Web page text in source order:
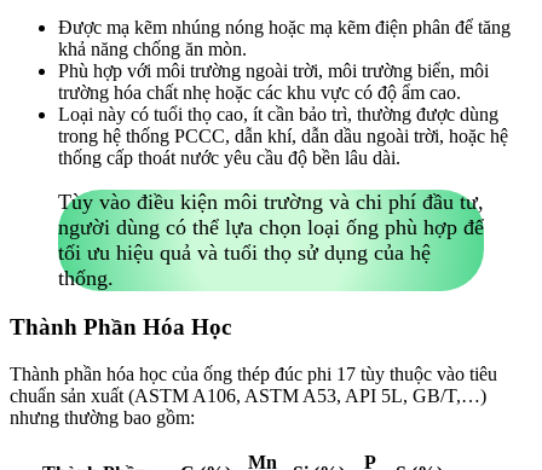
Được mạ kẽm nhúng nóng hoặc mạ kẽm điện phân để tăng
khả năng chống ăn mòn.
Phù hợp với môi trường ngoài trời, môi trường biển, môi
trường hóa chất nhẹ hoặc các khu vực có độ ẩm cao.
Loại này có tuổi thọ cao, ít cần bảo trì, thường được dùng
trong hệ thống PCCC, dẫn khí, dẫn dầu ngoài trời, hoặc hệ
thống cấp thoát nước yêu cầu độ bền lâu dài.
Tùy vào điều kiện môi trường và chi phí đầu tư,
người dùng có thể lựa chọn loại ống phù hợp để
tối ưu hiệu quả và tuổi thọ sử dụng của hệ
thống.
Thành Phần Hóa Học
Thành phần hóa học của ống thép đúc phi 17 tùy thuộc vào tiêu
chuẩn sản xuất (ASTM A106, ASTM A53, API 5L, GB/T,…)
nhưng thường bao gồm:
Mn
P